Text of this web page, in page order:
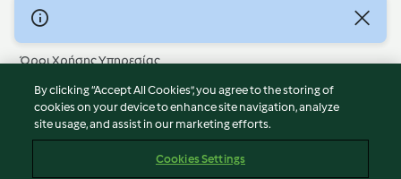
© Πνευματικά Δικαιώματα 2026
Όροι Χρήσης Υπηρεσίας
Πολιτική Απορρήτου
Δήλωση Αποποίησης Ευθύνης
Διαχειριστής ιστοσελίδας
By clicking “Accept All Cookies”, you agree to the storing of
cookies on your device to enhance site navigation, analyze
site usage, and assist in our marketing efforts.
Cookies Settings